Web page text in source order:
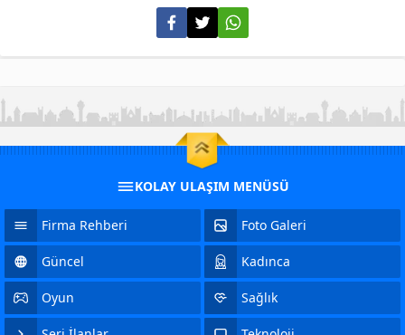
KOLAY ULAŞIM MENÜSÜ
Firma Rehberi Foto Galeri
Güncel Kadınca
Oyun Sağlık